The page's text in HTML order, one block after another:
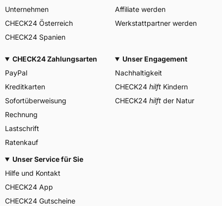
corrado bergagna,
+8653267788373
Unternehmen
CHECK24 Österreich
CHECK24 Spanien
Affiliate werden
Werkstattpartner werden
CHECK24 Zahlungsarten
PayPal
Kreditkarten
Sofortüberweisung
Rechnung
Lastschrift
Ratenkauf
Unser Engagement
Nachhaltigkeit
CHECK24 hilft Kindern
CHECK24 hilft der Natur
Unser Service für Sie
Hilfe und Kontakt
CHECK24 App
CHECK24 Gutscheine